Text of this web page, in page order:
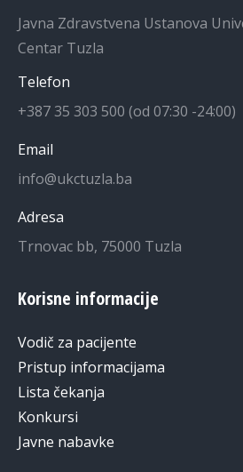
Javna Zdravstvena Ustanova
Centar Tuzla
Telefon
+387 35 303 500 (od 07:30 -24:00)
Email
info@ukctuzla.ba
Adresa
Trnovac bb, 75000 Tuzla
Korisne informacije
Vodič za pacijente
Pristup informacijama
Lista čekanja
Konkursi
Javne nabavke